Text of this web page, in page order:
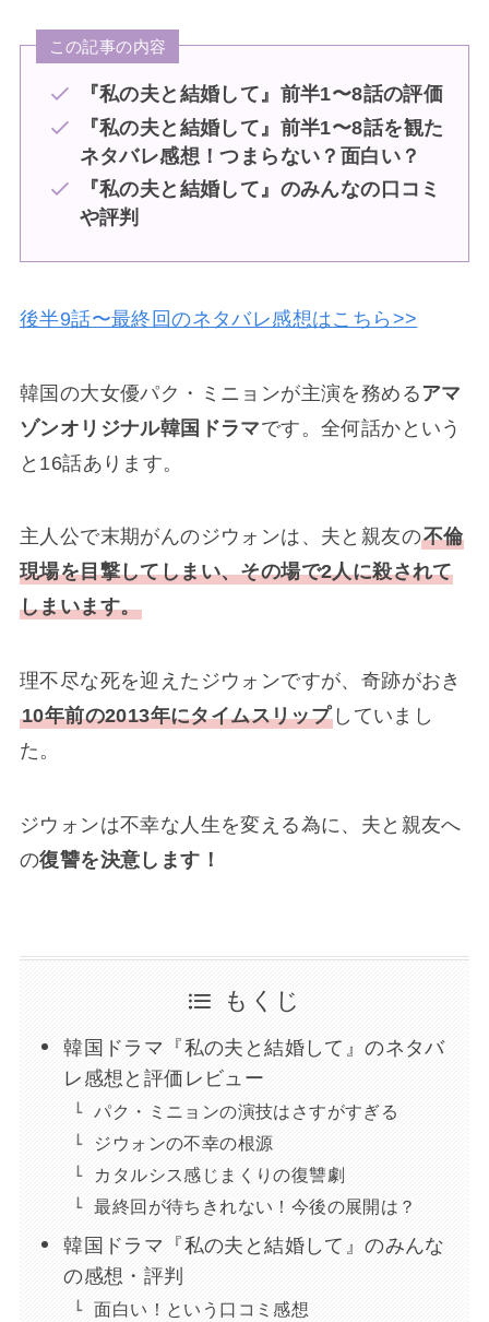
この記事の内容
『私の夫と結婚して』前半1〜8話の評価
『私の夫と結婚して』 前半1〜8話を観た
ネタバレ感想！つまらない？面白い？
『私の夫と結婚して』のみんなの口コミ
や評判
後半9話〜最終回のネタバレ感想はこちら>>
韓国の大女優パク・ミニョンが主演を務めるアマ
ゾンオリジナル韓国ドラマです。全何話かという
と16話あります。
主人公で末期がんのジウォンは、夫と親友の不倫
現場を目撃してしまい、その場で2人に殺されて
しまいます。
理不尽な死を迎えたジウォンですが、奇跡がおき
10年前の2013年にタイムスリップ していまし
た。
ジウォンは不幸な人生を変える為に、夫と親友へ
の復讐を決意します！
もくじ
韓国ドラマ『私の夫と結婚して』のネタバ
レ感想と評価レビュー
パク・ミニョンの演技はさすがすぎる
ジウォンの不幸の根源
カタルシス感じまくりの復讐劇
最終回が待ちきれない！今後の展開は？
韓国ドラマ『私の夫と結婚して』のみんな
の感想・評判
面白い！という口コミ感想